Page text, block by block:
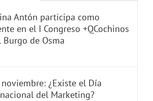
Antón participa como
en el I Congreso +QCochinos
Burgo de Osma
¿Existe el Día
del Marketing?